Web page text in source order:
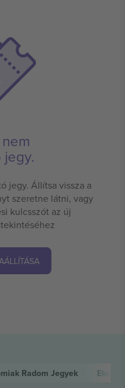
jegy. Állítsa vissza a
szeretne látni, vagy
kulcsszót az új
Radom Jegyek